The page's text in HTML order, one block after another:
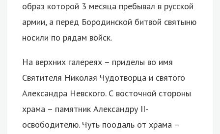
образ которой 3 месяца пребывал в русской
армии, а перед Бородинской битвой святыню
носили по рядам войск.
На верхних галереях – приделы во имя
Святителя Николая Чудотворца и святого
Александра Невского. С восточной стороны
храма – памятник Александру II-
освободителю. Чуть поодаль от храма –